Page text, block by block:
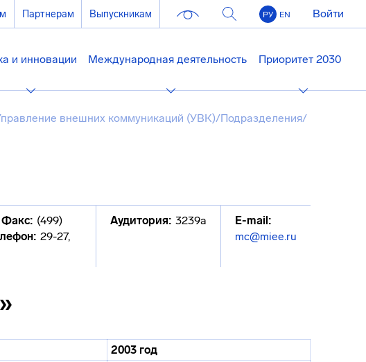
Партнерам Выпускникам РУ EN Войти
и инновации Международная деятельность Приоритет 2030
внешних коммуникаций (УВК)/Подразделения/
Факс: (499)
29-27,
Аудитория: 3239а
E-mail:
mc@miee.ru
2003 год